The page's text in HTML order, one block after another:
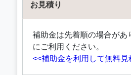
お見積り
補助金は先着順の場合があ
にご利用ください。
<<補助金を利用して無料見